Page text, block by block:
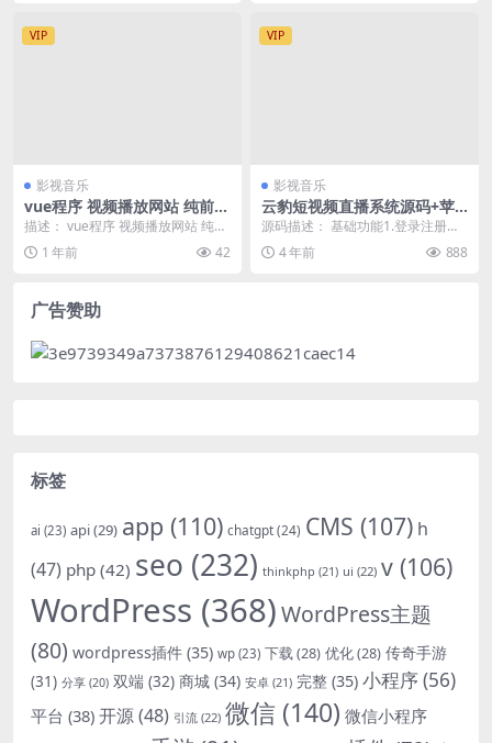
VIP
影视音乐
vue程序 视频播放网站 纯前端
vue源码带搭建教程
描述： vue程序 视频播放网站 纯前
端 vue源码带搭建教程 有项目详细
说明，...
1 年前 42
VIP
影视音乐
云豹短视频直播系统源码+苹
果安卓双端原生APP源码+密
码房间+在线商城+代理推广系
统+教程+演示APP
源码描述： 基础功能1.登录注册：
支持手机验证码注册登录，QQ、微
信、Faceb...
4 年前 888
广告赞助
标签
ai (23) api(29) app (110) chatgpt(24) CMS (107) h
(47) php (42) seo (232) thinkphp (21) ui (22) v (106)
WordPress (368)WordPress主题
(80) wordpress插件 (35) wp (23) 下载(28) 优化(28) 传奇手游
(31) 分享 (20) 双端 (32) 商城 (34) 安卓 (21) 完整 (35) 小程序(56)
平台 (38) 开源(48) 引流 (22) 微信 (140) 微信小程序